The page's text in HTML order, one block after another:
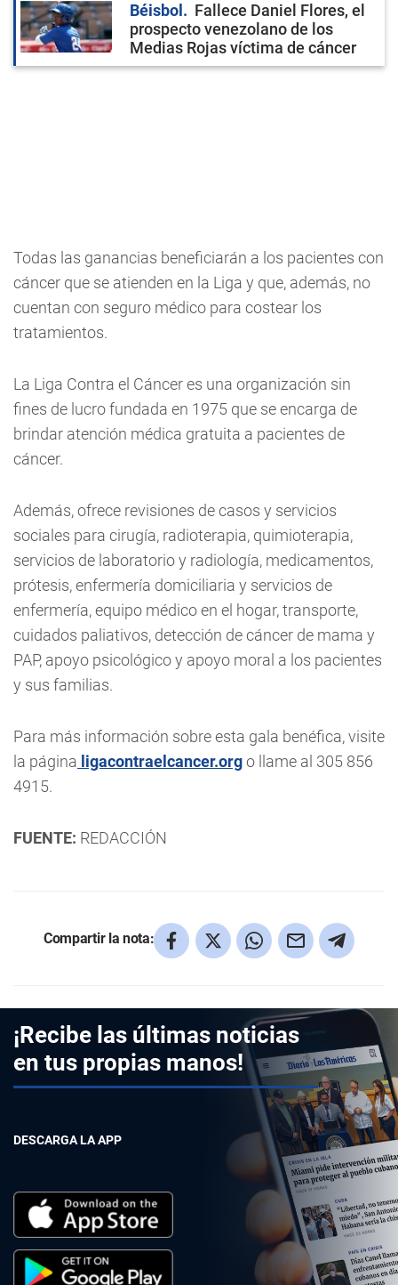
Béisbol
Fallece Daniel Flores, el
prospecto venezolano de los
Medias Rojas víctima de cáncer
Todas las ganancias beneficiarán a los pacientes con
cáncer que se atienden en la Liga y que, además, no
cuentan con seguro médico para costear los
tratamientos.
La Liga Contra el Cáncer es una organización sin
fines de lucro fundada en 1975 que se encarga de
brindar atención médica gratuita a pacientes de
cáncer.
Además, ofrece revisiones de casos y servicios
sociales para cirugía, radioterapia, quimioterapia,
servicios de laboratorio y radiología, medicamentos,
prótesis, enfermería domiciliaria y servicios de
enfermería, equipo médico en el hogar, transporte,
cuidados paliativos, detección de cáncer de mama y
PAP, apoyo psicológico y apoyo moral a los pacientes
y sus familias.
Para más información sobre esta gala benéfica, visite
la página ligacontraelcancer.orgo llame al 305 856
4915.
FUENTE: REDACCIÓN
Compartir la nota:
¡Recibe las últimas noticias
en tus propias manos!
DESCARGA LA APP